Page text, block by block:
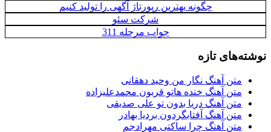
چگونه بهترین رپورتاژ آگهی را تولید کنیم
شرکت سئو
جواب مرحله 311
نوشته‌های تازه
متن آهنگ نگار من وحید دهقانی
متن آهنگ خنده هاتو قربون محمدعلیزاده
متن آهنگ دریا بدون تو علی صدیقی
متن آهنگ آفتابگردون بردیا بهادر
متن آهنگ چرا ساکتی مهرادجم